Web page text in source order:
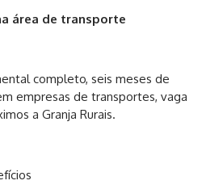
área de transporte
completo, seis meses de
empresas de transportes, vaga
a Granja Rurais.